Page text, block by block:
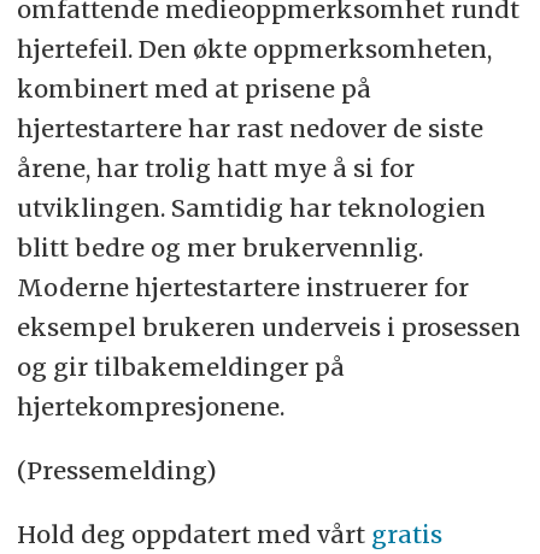
omfattende medieoppmerksomhet rundt
hjertefeil. Den økte oppmerksomheten,
kombinert med at prisene på
hjertestartere har rast nedover de siste
årene, har trolig hatt mye å si for
utviklingen. Samtidig har teknologien
blitt bedre og mer brukervennlig.
Moderne hjertestartere instruerer for
eksempel brukeren underveis i prosessen
og gir tilbakemeldinger på
hjertekompresjonene.
(Pressemelding)
Hold deg oppdatert med vårt gratis